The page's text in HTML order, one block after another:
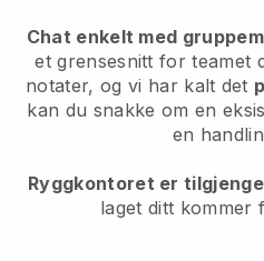
Chat enkelt med
et grensesnitt for teamet
notater, og vi har kalt det
kan du snakke om en
en
Ryggkontoret er
laget ditt kommer